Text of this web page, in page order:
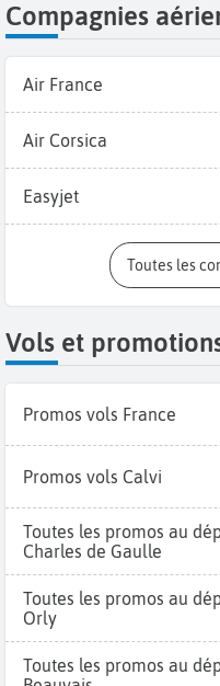
Compagnies
Air France
Air Corsica
Easyjet
Toutes les
Vols et
Promos vols France
Promos vols Calvi
Toutes les promos au
Charles de Gaulle
Toutes les promos au
Orly
Toutes les promos au